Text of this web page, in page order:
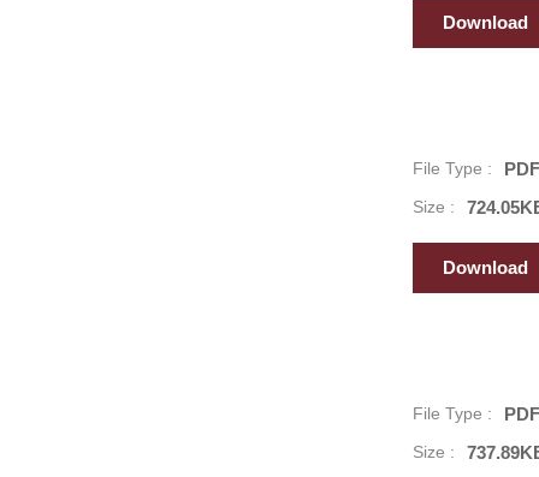
Download
File Type : PDF
Size :
Download
File Type : PDF
Size :